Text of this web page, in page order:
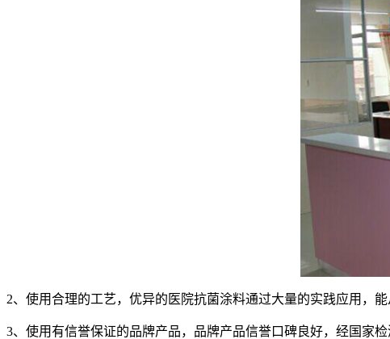
2、使用合理的工艺，优异的医院抗菌涂料通过大量的实践应用，
3、使用有信誉保证的品牌产品，品牌产品信誉口碑良好，经国家